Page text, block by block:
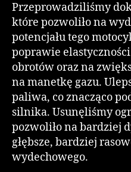
Przeprowadziliśmy
które pozwoliło na
potencjału tego
poprawie
obrotów oraz na
na manetkę gazu.
paliwa, co znacząco
silnika. Usunęliśmy
pozwoliło na bardziej
głębsze, bardziej
wydechowego.